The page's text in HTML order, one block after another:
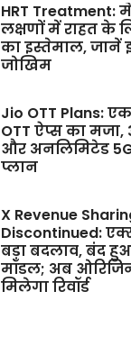
HRT Treatment:
लक्षणों में राहत के
का इस्तेमाल, जानें
जोखिम
Jio OTT Plans: एक
OTT ऐप्स का मजा,
और अनलिमिटेड
प्लान
X Revenue
Discontinued:
बड़ा बदलाव, बंद
मॉडल; अब
मिलेगा रिवॉर्ड